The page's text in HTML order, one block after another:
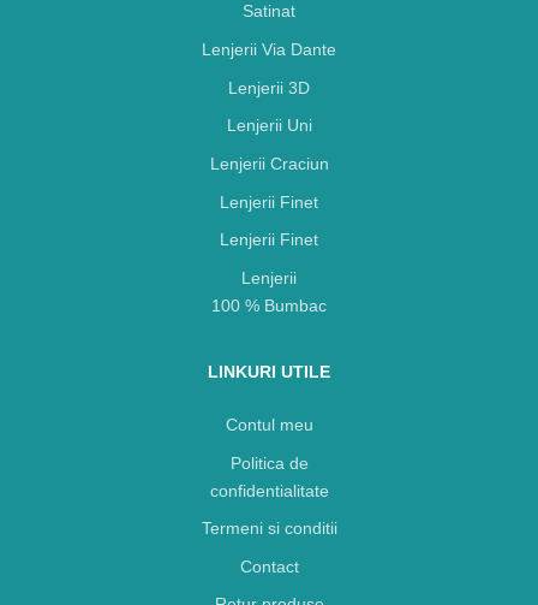
Satinat
Lenjerii Via Dante
Lenjerii 3D
Lenjerii Uni
Lenjerii Craciun
Lenjerii Finet
Lenjerii Finet
Lenjerii
100 % Bumbac
LINKURI UTILE
Contul meu
Politica de
confidentialitate
Termeni si conditii
Contact